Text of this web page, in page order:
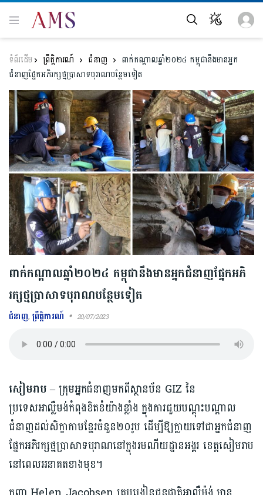
ព្រឹត្តិការណ៍ ជំនាញ
ពាក់កណ្ដាលឆ្នាំ២០២៤ កម្ពុជានឹងមានអ្នក
ជំនាញផ្នែកអភិរក្សថ្មប្រាសាទបុរាណបន្ថែមទៀត
ពាក់កណ្ដាលឆ្នាំ២០២៤ កម្ពុជានឹងមានអ្នកជំនាញផ្នែកអភិ
រក្សថ្មប្រាសាទបុរាណបន្ថែមទៀត
ជំនាញ,ព្រឹត្តិការណ៍ 20/07/2023
សៀមរាប– ក្រុមអ្នកជំនាញមកពីស្ថានប័ន GIZ នៃ
ប្រទេសអាល្លឺមង់កំពុងខិតខំយ៉ាងខ្លាំង ក្នុងការជួយបណ្ដុះបណ្ដាល
ជំនាញដល់សិក្ខាកាមខ្មែរចំនួន២០រូប ដើម្បីឱ្យក្លាយទៅជាអ្នកជំនាញ
ផ្នែកអភិរក្សថ្មប្រាសាទបុរាណនៅក្នុងរមណីយដ្ឋានអង្គរ ខេត្តសៀមរាប
នៅពេលអនាគតខាងមុខ។